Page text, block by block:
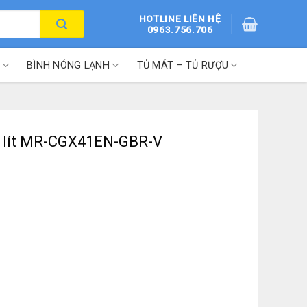
HOTLINE LIÊN HỆ
0963.756.706
BÌNH NÓNG LẠNH TỦ MÁT – TỦ RƯỢU
MR-CGX41EN-GBR-V